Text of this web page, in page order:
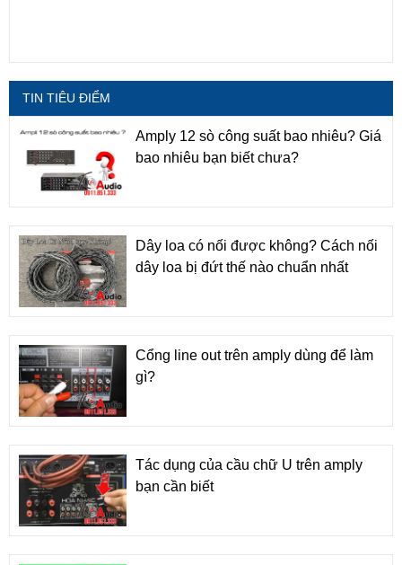
TIN TIÊU ĐIỂM
Amply 12 sò công suất bao nhiêu? Giá
bao nhiêu bạn biết chưa?
Dây loa có nối được không? Cách nối
dây loa bị đứt thế nào chuẩn nhất
Cổng line out trên amply dùng để làm
gì?
Tác dụng của cầu chữ U trên amply
bạn cần biết